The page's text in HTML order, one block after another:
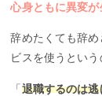
心身ともに異変が
辞めたくても辞
ビスを使うという
「 退職するのは